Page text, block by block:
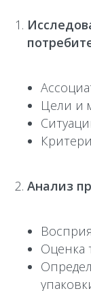
Цели и
Анализ
Оценка